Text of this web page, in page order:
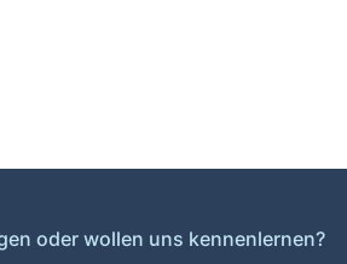
oder wollen uns kennenlernen?